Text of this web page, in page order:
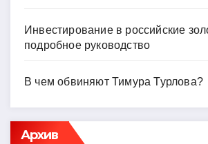
Инвестирование в российские
подробное руководство
В чем обвиняют Тимура Турлова?
Архив